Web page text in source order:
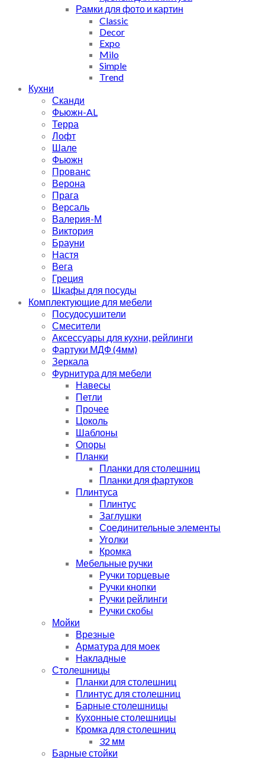
Рамки для фото и картин
Classic
Decor
Expo
Milo
Simple
Trend
Кухни
Сканди
Фьюжн-AL
Терра
Лофт
Шале
Фьюжн
Прованс
Верона
Прага
Версаль
Валерия-М
Виктория
Брауни
Настя
Вега
Греция
Шкафы для посуды
Комплектующие для мебели
Посудосушители
Смесители
Аксессуары для кухни, рейлинги
Фартуки МДФ (4мм)
Зеркала
Фурнитура для мебели
Навесы
Петли
Прочее
Цоколь
Шаблоны
Опоры
Планки
Планки для столешниц
Планки для фартуков
Плинтуса
Плинтус
Заглушки
Соединительные элементы
Уголки
Кромка
Мебельные ручки
Ручки торцевые
Ручки кнопки
Ручки рейлинги
Ручки скобы
Мойки
Врезные
Арматура для моек
Накладные
Столешницы
Планки для столешниц
Плинтус для столешниц
Барные столешницы
Кухонные столешницы
Кромка для столешниц
32 мм
Барные стойки